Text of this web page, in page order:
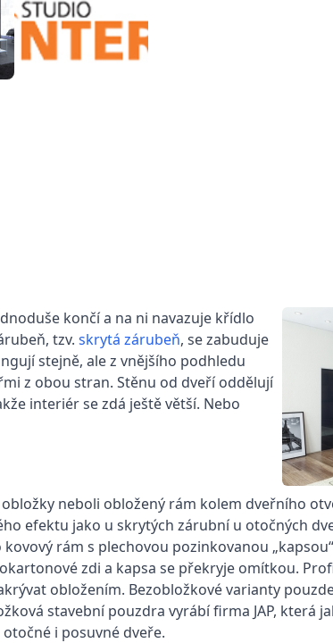
končí a na ni navazuje křídlo
tzv. skrytá zárubeň, se zabuduje
stejně, ale z vnějšího podhledu
z obou stran. Stěnu od dveří oddělují
interiér se zdá ještě větší. Nebo
neboli obložený rám kolem dveřního
efektu jako u skrytých zárubní u otočných
kovový rám s plechovou pozinkovanou
zdi a kapsa se překryje omítkou.
obložením. Bezobložkové varianty
stavební pouzdra vyrábí firma JAP, která
i posuvné dveře.